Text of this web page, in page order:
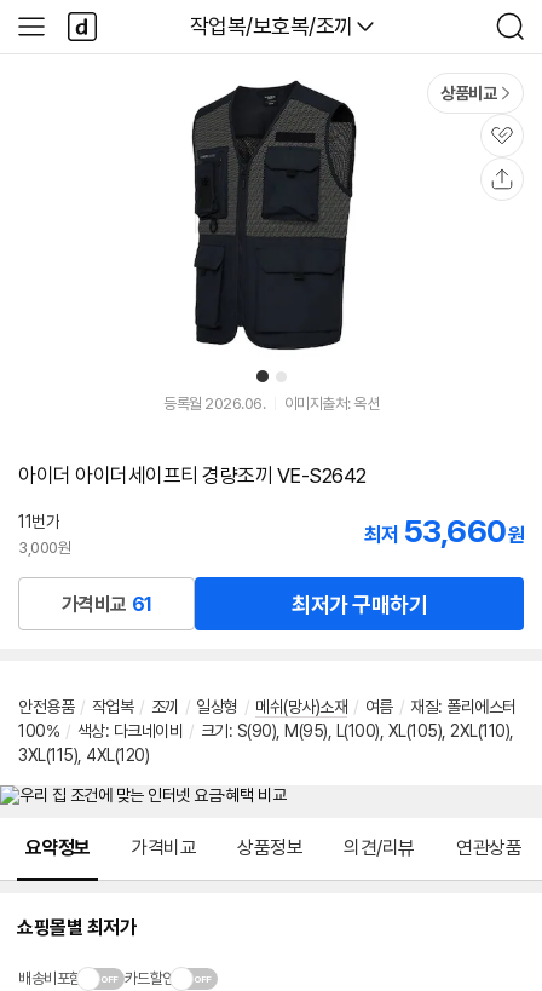
다나와
작업복/보호복/조끼
검
색
사
이
다
나
와
1 2
상품비교
관
심
등록월 2026.06. 이미지출처: 옥션
아이더 아이더세이프티 경량조끼 VE-S2642
11번가
3,000원
최저 53,660원
가격비교 61 최저가 구매하기
안전용품 / 작업복 / 조끼 / 일상형 / 메쉬(망사)소재 / 여름 / 재질: 폴리에스터
100% / 색상: 다크네이비 / 크기: S(90), M(95), L(100), XL(105), 2XL(110),
3XL(115), 4XL(120)
요약정보 가격비교 상품정보 의견/리뷰 연관상품
쇼핑몰별 최저가
배송비포함 카드할인